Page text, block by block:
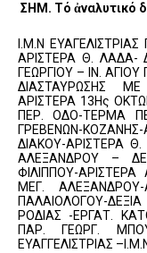
ΣΗΜ. Τό ἀναλυτικό
Ι.Μ.Ν
ΑΡΙΣΤΕΡΑ Θ. ΛΑΔΑ-
ΓΕΩΡΓΙΟΥ – ΙΝ.
ΔΙΑΣΤΑΥΡΩΣΗΣ
ΑΡΙΣΤΕΡΑ 13Ης
ΠΕΡ. ΟΔΟ-ΤΕΡΜΑ
ΓΡΕΒΕΝΩΝ-
ΔΙΑΚΟΥ-ΑΡΙΣΤΕΡΑ Θ.
ΑΛΕΞΑΝΔΡΟΥ –
ΦΙΛΙΠΠΟΥ-
ΜΕΓ.
ΠΑΛΑΙΟΛΟΓΟΥ-
ΡΟΔΙΑΣ -ΕΡΓΑΤ.
ΠΑΡ. ΓΕΩΡΓ.
ΕΥΑΓΓΕΛΙΣΤΡΙΑΣ